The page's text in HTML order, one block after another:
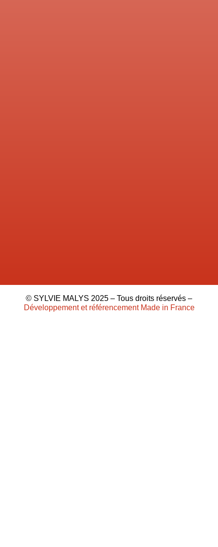
© SYLVIE MALYS 2025 – Tous droits réservés –
Développement et référencement Made in France